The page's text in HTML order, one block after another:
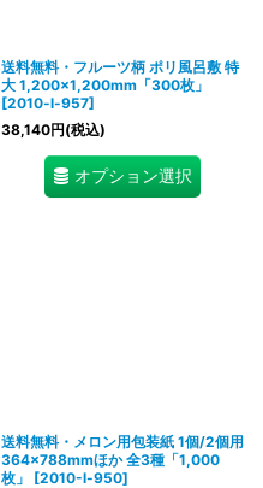
送料無料・フルーツ柄 ポリ風呂敷 特
大 1,200×1,200mm「300枚」
[2010-l-957]
38,140円(税込)
オプション選択
送料無料・メロン用包装紙 1個/2個用
364×788mmほか 全3種「1,000
枚」
[2010-l-950]